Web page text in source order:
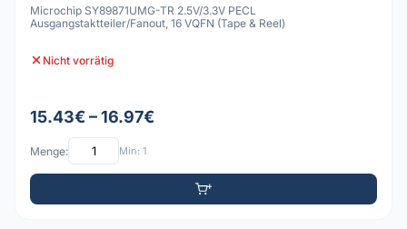
Microchip SY89871UMG-TR 2.5V/3.3V PECL
Ausgangstaktteiler/Fanout, 16 VQFN (Tape & Reel)
Nicht vorrätig
15.43€ – 16.97€
Menge: Min: 1